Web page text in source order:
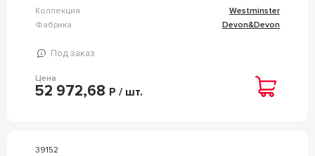
Коллекция
Westminster
Фабрика
Devon&Devon
Под заказ
Цена
52 972,68 Р / шт.
39152